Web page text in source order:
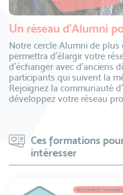
Un réseau d’Alumni
Notre cercle Alumni de
permettra d’élargir votre
d’échanger avec d’anciens
participants qui suivent la
Rejoignez la communauté
développez votre réseau
Ces formations
intéresser
RESSOURCES